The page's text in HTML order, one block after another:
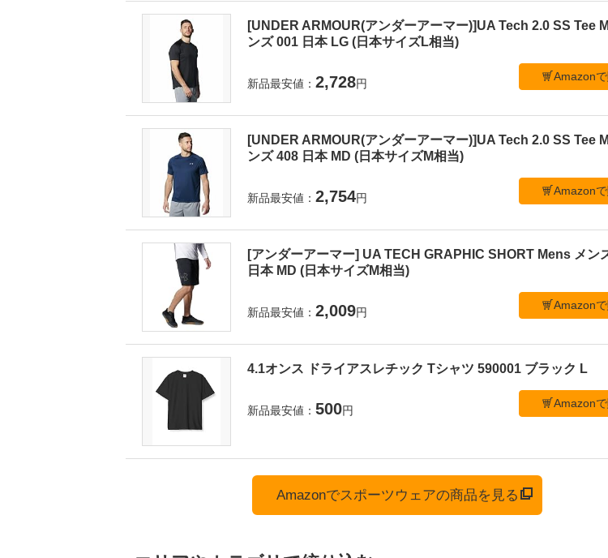
[UNDER ARMOUR(アンダーアーマー)]UA Tech 2.0 SS Tee
ンズ 001 日本 LG (日本サイズL相当)
新品最安値： 2,728円
Amazonで
[UNDER ARMOUR(アンダーアーマー)]UA Tech 2.0 SS Tee
ンズ 408 日本 MD (日本サイズM相当)
新品最安値： 2,754円
Amazonで
[アンダーアーマー] UA TECH GRAPHIC SHORT Mens メン
日本 MD (日本サイズM相当)
新品最安値： 2,009円
Amazonで
4.1オンス ドライアスレチック Tシャツ 590001 ブラック L
新品最安値： 500円
Amazonで
Amazonでスポーツウェアの商品を見る